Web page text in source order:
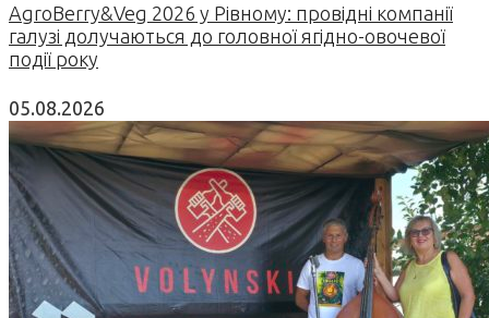
AgroBerry&Veg 2026 у Рівному: провідні компанії
галузі долучаються до головної ягідно-овочевої
події року
05.08.2026